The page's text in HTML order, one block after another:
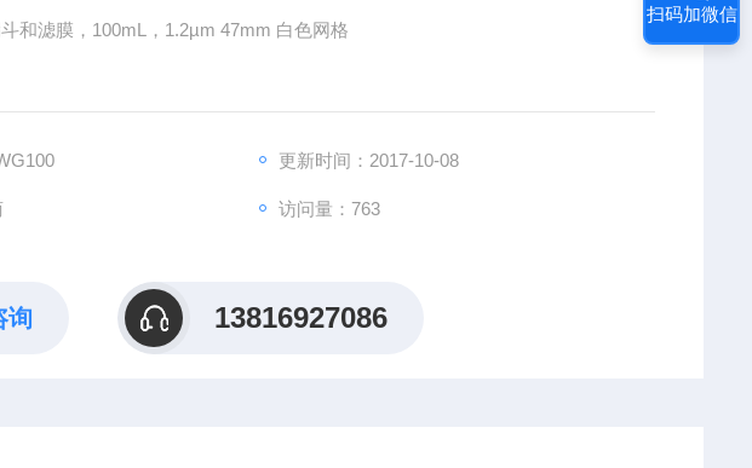
和滤膜，100mL，1.2µm 47mm 白色网格
更新时间：2017-10-08
访问量：763
询 13816927086
扫码加微信